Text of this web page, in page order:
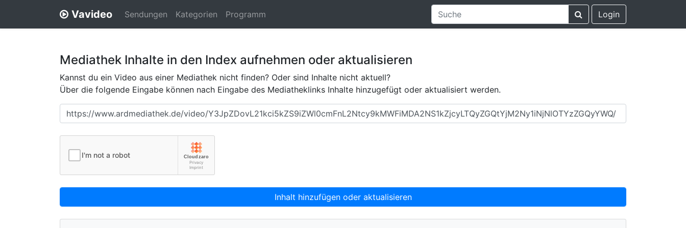
Vavideo Sendungen Kategorien Programm Login
Mediathek Inhalte in den Index aufnehmen oder aktualisieren
Kannst du ein Video aus einer Mediathek nicht finden? Oder sind Inhalte nicht aktuell?
Über die folgende Eingabe können nach Eingabe des Mediatheklinks Inhalte hinzugefügt oder aktualisiert werden.
Inhalt hinzufügen oder aktualisieren